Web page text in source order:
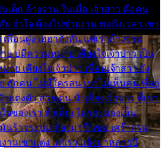
เด็ก ล้างจาน ในเมื่อ เจ้าสาว คือคน
จำใจ ต้องไปช่วยงาน พอถึงเวลา เขา
พื่อนฝูง เฮฮาดังลั่น แต่เราล้างจาน
ย บ่มีความหมาย เคียงใจเจ้าบ่าว เป็น
ย เคียงใจเจ้าบ่าว เพื่อนเจ้าสาว ยัง
ฮักคน ไม่มีใครสน เขาไม่เห็นคน ที่อยู่
แต่งตัว สวยเด่น นั่งเคียงเจ้าบ่าว ที่เขา
จของเรา ลำเค็ญ ใครจะมองเห็น
นร้าวระบม ต้องมาขื่นขม เศร้าตรม
นเขาแต่ง แต่เรา แล้งมาหลายปี